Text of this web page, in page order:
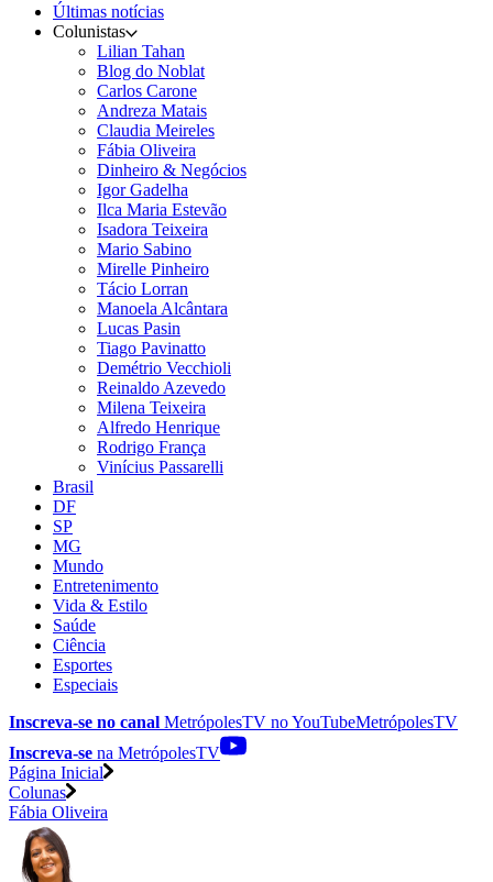
Últimas notícias
Colunistas
Lilian Tahan
Blog do Noblat
Carlos Carone
Andreza Matais
Claudia Meireles
Fábia Oliveira
Dinheiro & Negócios
Igor Gadelha
Ilca Maria Estevão
Isadora Teixeira
Mario Sabino
Mirelle Pinheiro
Tácio Lorran
Manoela Alcântara
Lucas Pasin
Tiago Pavinatto
Demétrio Vecchioli
Reinaldo Azevedo
Milena Teixeira
Alfredo Henrique
Rodrigo França
Vinícius Passarelli
Brasil
DF
SP
MG
Mundo
Entretenimento
Vida & Estilo
Saúde
Ciência
Esportes
Especiais
Inscreva-se no canal MetrópolesTV noYouTubeMetrópolesTV
Inscreva-se na MetrópolesTV
Página Inicial
Colunas
Fábia Oliveira